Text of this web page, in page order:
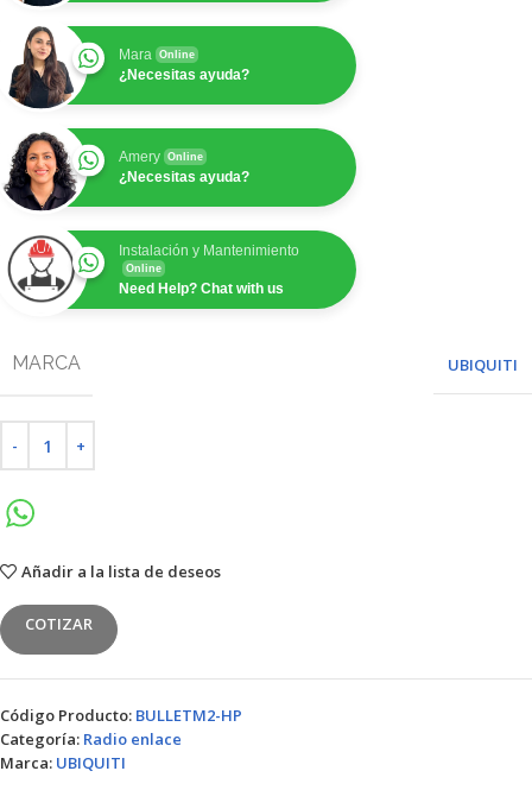
Mara Online
¿Necesitas ayuda?
Amery Online
¿Necesitas ayuda?
Instalación y Mantenimiento
Online
Need Help? Chat with us
MARCA UBIQUITI
Añadir a la lista de deseos
COTIZAR
Código Producto: BULLETM2-HP
Categoría: Radio enlace
Marca: UBIQUITI